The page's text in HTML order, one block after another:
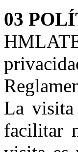
03
La visita
facilitar